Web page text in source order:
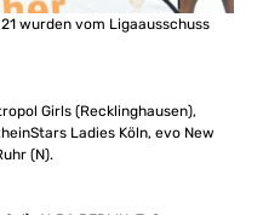
wurden vom Ligaausschuss
Girls (Recklinghausen),
Ladies Köln, evo New
(N).